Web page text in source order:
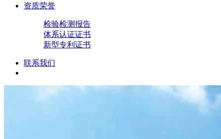
资质荣誉
检验检测报告
体系认证证书
新型专利证书
联系我们